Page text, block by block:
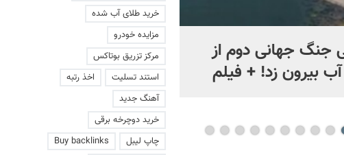
جنگ جهانی دوم از
بیرون زد! + فیلم
افشای اطلاعات برای ترور
بارون ترامپ | ماجرای قرار
عاشقانه با یک زن
خرید طلای آب شده
مزایده خودرو
مرکز تزریق بوتاکس
استند تسلیت
اخذ رتبه
آهنگ جدید
خرید دوچرخه برقی
چاپ لیبل
Buy backlinks